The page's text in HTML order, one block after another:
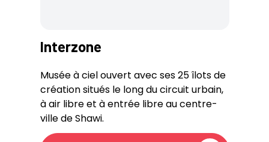
Interzone
Musée à ciel ouvert avec ses 25 îlots de
création situés le long du circuit urbain,
à air libre et à entrée libre au centre-
ville de Shawi.